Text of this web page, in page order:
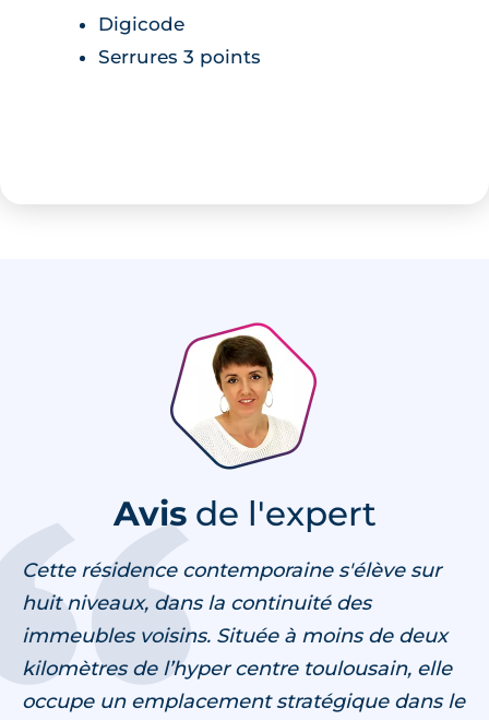
Digicode
Serrures 3 points
Avisde l'expert
Cette résidence contemporaine s'élève sur
huit niveaux, dans la continuité des
immeubles voisins. Située à moins de deux
kilomètres de l’hyper centre toulousain, elle
occupe un emplacement stratégique dans le